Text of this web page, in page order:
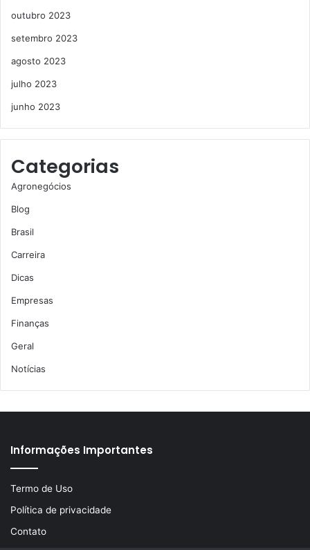
outubro 2023
setembro 2023
agosto 2023
julho 2023
junho 2023
Categorias
Agronegócios
Blog
Brasil
Carreira
Dicas
Empresas
Finanças
Geral
Notícias
Informações Importantes
Termo de Uso
Política de privacidade
Contato